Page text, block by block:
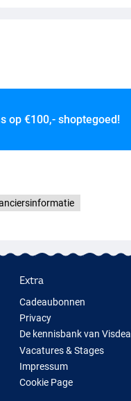
op €100,- shoptegoed!
Extra
Cadeaubonnen
Privacy
De kennisbank van Visdeal
Vacatures & Stages
Impressum
Cookie Page